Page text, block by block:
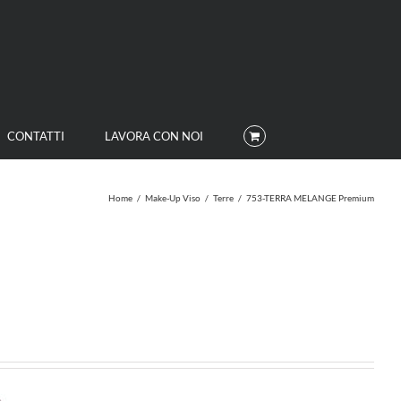
CONTATTI LAVORA CON NOI
Home / Make-Up Viso / Terre / 753-TERRA MELANGE Premium